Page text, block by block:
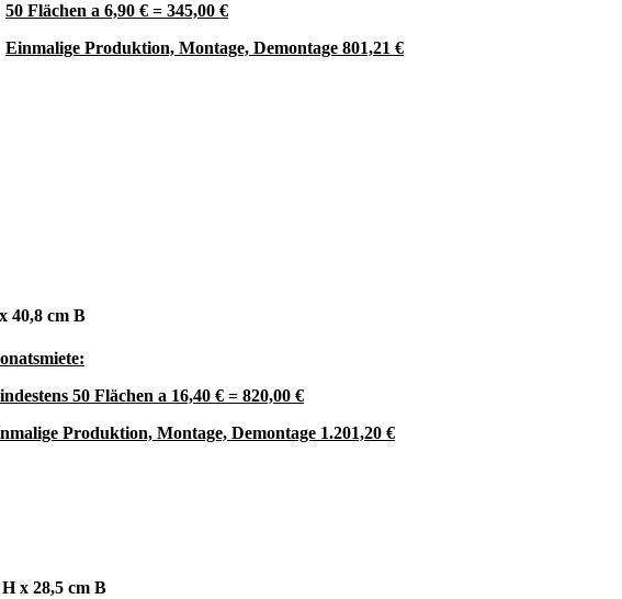
50 Flächen a 6,90 € = 345,00 €
Einmalige Produktion, Montage, Demontage 801,21 €
40,8 cm B
50 Flächen a 16,40 € = 820,00 €
Produktion, Montage, Demontage 1.201,20 €
x 28,5 cm B